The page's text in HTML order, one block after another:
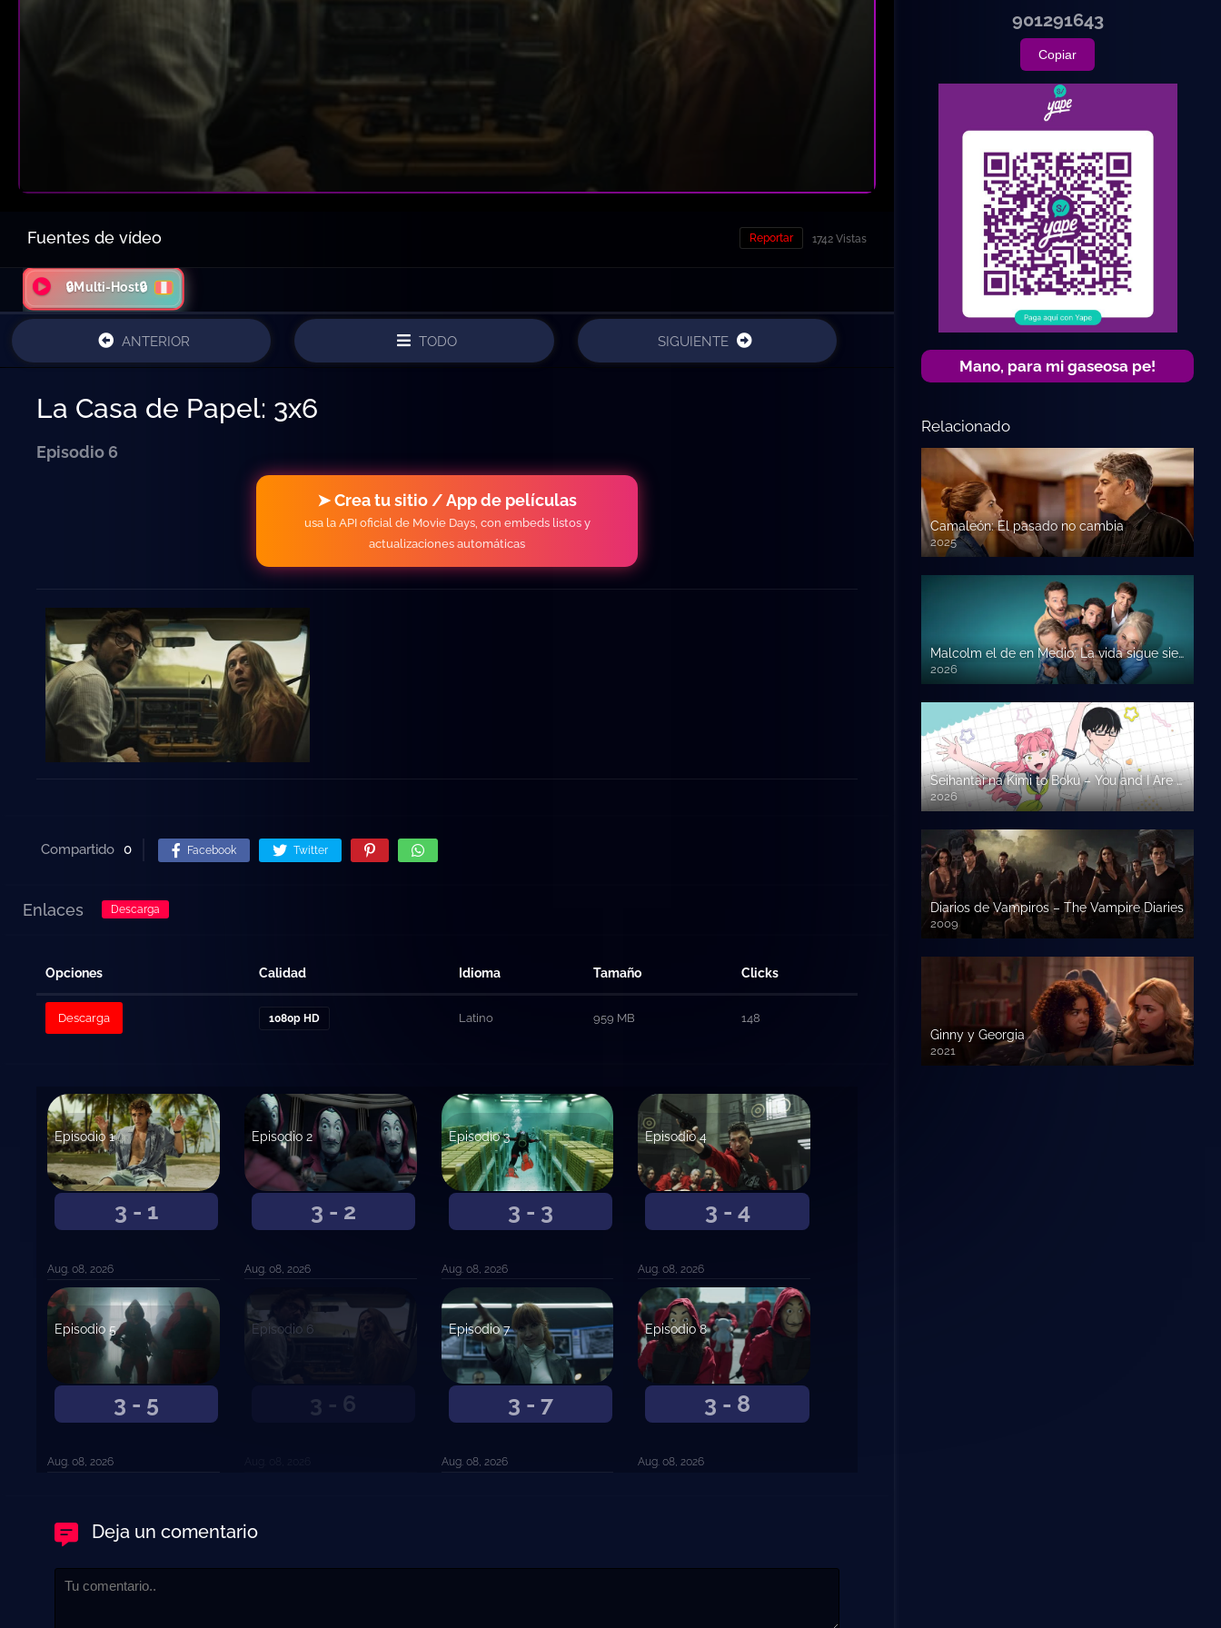
Fuentes de vídeo 1742 Vistas
Reportar
🔒Multi-Host🔒
ANTERIOR TODO SIGUIENTE
La Casa de Papel: 3x6
Episodio 6
➤ Crea tu sitio / App de películas
usa la API oficial de Movie Days, con embeds listos y
actualizaciones automáticas
Compartido 0 Facebook Twitter
Enlaces Descarga
Opciones Calidad Idioma Tamaño Clicks
Descarga 1080p HD Latino 959 MB 148
3 - 1
Episodio 1
Aug. 08, 2026
3 - 2
Episodio 2
Aug. 08, 2026
3 - 3
Episodio 3
Aug. 08, 2026
3 - 4
Episodio 4
Aug. 08, 2026
3 - 5
Episodio 5
Aug. 08, 2026
3 - 6
Episodio 6
3 - 7
Episodio 7
Aug. 08, 2026
3 - 8
Episodio 8
Aug. 08, 2026
Deja un comentario
901291643
Copiar
Mano, para mi gaseosa pe!
Relacionado
Camaleón: El pasado no cambia
2025
Malcolm el de en Medio: La vida sigue siendo injusta
2026
Seihantai na Kimi to Boku – You and I Are Polar Opposites
2026
Diarios de Vampiros – The Vampire Diaries
2009
Ginny y Georgia
2021